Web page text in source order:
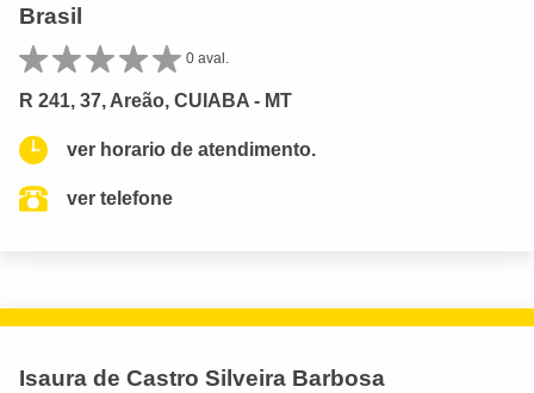
Brasil
0 aval.
R 241, 37, Areão, CUIABA - MT
ver horario de atendimento.
ver telefone
Isaura de Castro Silveira Barbosa